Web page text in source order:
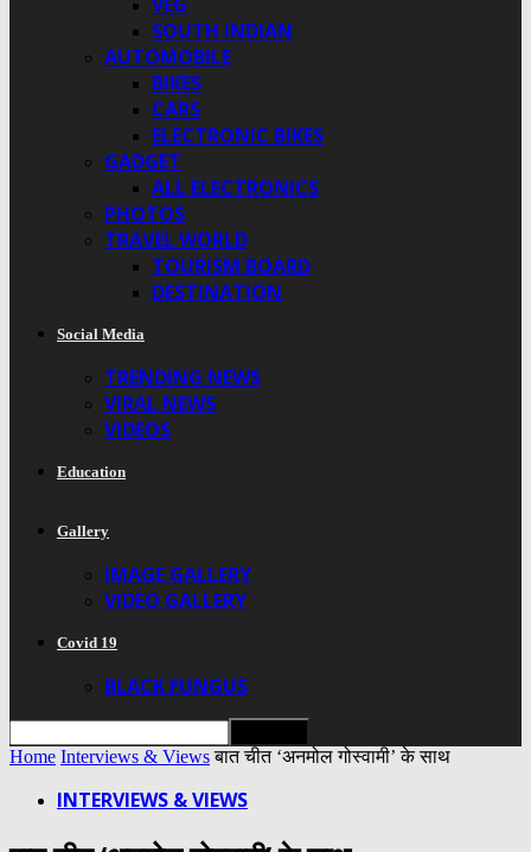
SOUTH INDIAN
AUTOMOBILE
BIKES
CARS
ELECTRONIC BIKES
GADGET
ALL ELECTRONICS
PHOTOS
TRAVEL WORLD
TOURISM BOARD
DESTINATION
Social Media
TRENDING NEWS
VIRAL NEWS
VIDEOS
Education
Gallery
IMAGE GALLERY
VIDEO GALLERY
Covid 19
BLACK FUNGUS
Home Interviews & Views बात चीत ‘अनमोल गोस्वामी’ के साथ
INTERVIEWS & VIEWS